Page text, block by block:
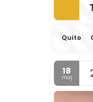
Quito
18
maj